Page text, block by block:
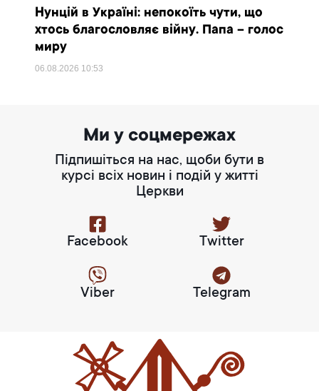
Нунцій в Україні: непокоїть чути, що
хтось благословляє війну. Папа – голос
миру
06.08.2026 10:53
Ми у соцмережах
Підпишіться на нас, щоби бути в
курсі всіх новин і подій у житті
Церкви
Facebook Twitter
Viber Telegram